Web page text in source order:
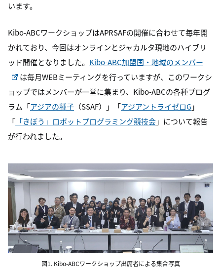
います。
Kibo-ABCワークショップはAPRSAFの開催に合わせて毎年開
かれており、今回はオンラインとジャカルタ現地のハイブリ
ッド開催となりました。 Kibo-ABC加盟国・地域のメンバー
は毎月WEBミーティングを行っていますが、このワークシ
ョップではメンバーが一堂に集まり、 Kibo-ABCの各種プログ
ラム「アジアの種子 （SSAF） 」「アジアントライゼロG」
「 「きぼう」ロボットプログラミング競技会」について報告
が行われました。
図1. Kibo-ABCワークショップ出席者による集合写真